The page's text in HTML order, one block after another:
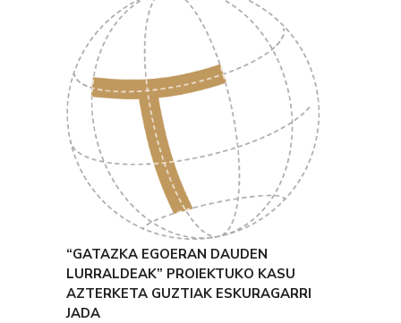
“GATAZKA EGOERAN DAUDEN
LURRALDEAK” PROIEKTUKO KASU
AZTERKETA GUZTIAK ESKURAGARRI
JADA